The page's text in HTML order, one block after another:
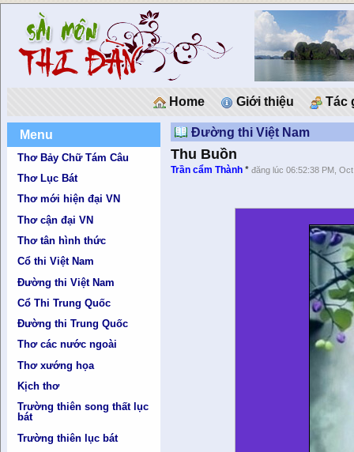
Home Giới thiệu Tác
Menu
Thơ Bảy Chữ Tám Câu
Thơ Lục Bát
Thơ mới hiện đại VN
Thơ cận đại VN
Thơ tân hình thức
Cổ thi Việt Nam
Đường thi Việt Nam
Cổ Thi Trung Quốc
Đường thi Trung Quốc
Thơ các nước ngoài
Thơ xướng họa
Kịch thơ
Trường thiên song thất lục
bát
Trường thiên lục bát
Đường thi Việt Nam
Thu Buồn
Trần cẩm Thành *đăng lúc 06:52:38 PM,